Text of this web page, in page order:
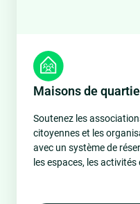
Maisons de
Soutenez les
citoyennes et les
avec un système de
les espaces, les